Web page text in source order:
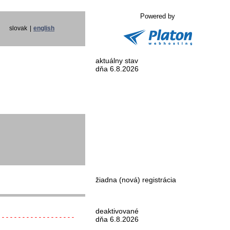
slovak english
Powered by
aktuálny stav
dňa 6.8.2026
žiadna (nová) registrácia
deaktivované
dňa 6.8.2026